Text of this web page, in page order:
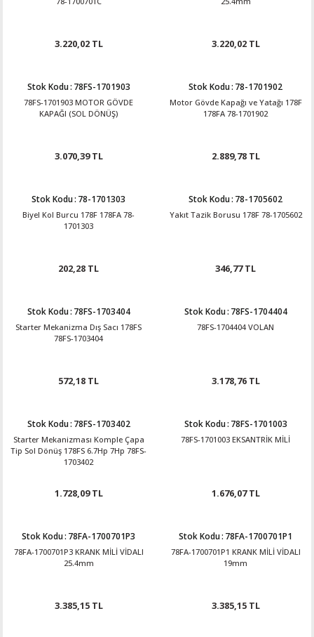
3.220,02 TL 3.220,02 TL
Stok Kodu: 78FS-1701903
78FS-1701903 MOTOR GÖVDE
KAPAĞI (SOL DÖNÜŞ)
3.070,39 TL
Stok Kodu: 78-1701902
Motor Gövde Kapağı ve Yatağı 178F
178FA 78-1701902
2.889,78 TL
Stok Kodu: 78-1701303
Biyel Kol Burcu 178F 178FA 78-
1701303
202,28 TL
Stok Kodu: 78-1705602
Yakıt Tazik Borusu 178F 78-1705602
346,77 TL
Stok Kodu: 78FS-1703404
Starter Mekanizma Dış Sacı 178FS
78FS-1703404
572,18 TL
Stok Kodu: 78FS-1704404
78FS-1704404 VOLAN
3.178,76 TL
Stok Kodu: 78FS-1703402
Starter Mekanizması Komple Çapa
Tip Sol Dönüş 178FS 6.7Hp 7Hp 78FS-
1703402
1.728,09 TL
Stok Kodu: 78FS-1701003
78FS-1701003 EKSANTRİK MİLİ
1.676,07 TL
Stok Kodu: 78FA-1700701P3
78FA-1700701P3 KRANK MİLİ VİDALI
25.4mm
3.385,15 TL
Stok Kodu: 78FA-1700701P1
78FA-1700701P1 KRANK MİLİ VİDALI
19mm
3.385,15 TL